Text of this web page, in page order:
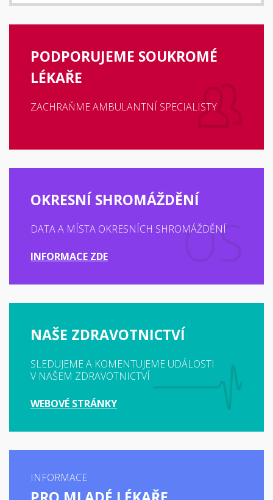
PODPORUJEME SOUKROMÉ
LÉKAŘE
ZACHRAŇME AMBULANTNÍ SPECIALISTY
OKRESNÍ SHROMÁŽDĚNÍ
DATA A MÍSTA OKRESNÍCH SHROMÁŽDĚNÍ
INFORMACE ZDE
NAŠE ZDRAVOTNICTVÍ
SLEDUJEME A KOMENTUJEME UDÁLOSTI
V NAŠEM ZDRAVOTNICTVÍ
WEBOVÉ STRÁNKY
INFORMACE